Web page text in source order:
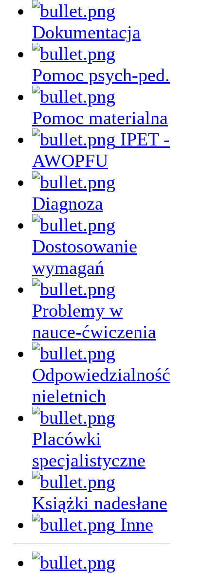
Dokumentacja
Pomoc psych-ped.
Pomoc materialna
IPET -
AWOPFU
Diagnoza
Dostosowanie
wymagań
Problemy w
nauce-ćwiczenia
Odpowiedzialność
nieletnich
Placówki
specjalistyczne
Książki nadesłane
Inne